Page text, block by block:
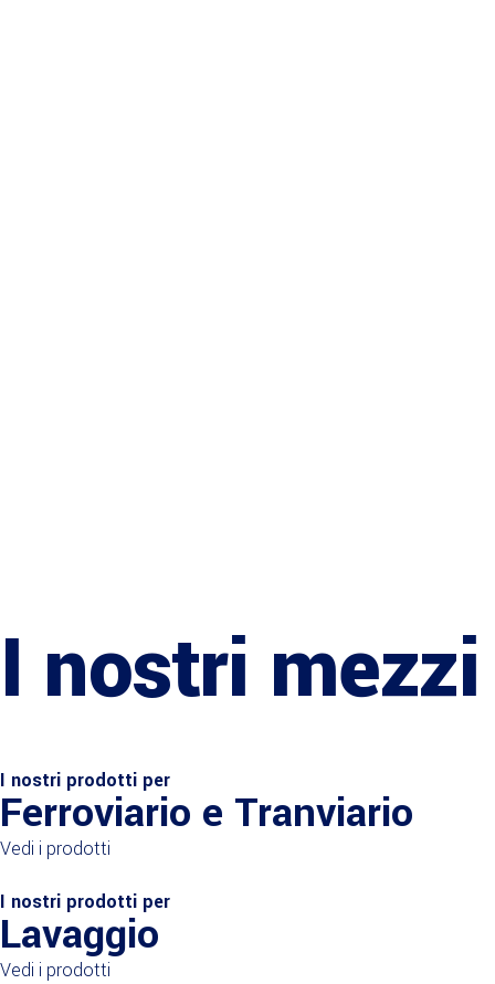
I nostri mezzi
I nostri prodotti per
Ferroviario e Tranviario
Vedi i prodotti
I nostri prodotti per
Lavaggio
Vedi i prodotti